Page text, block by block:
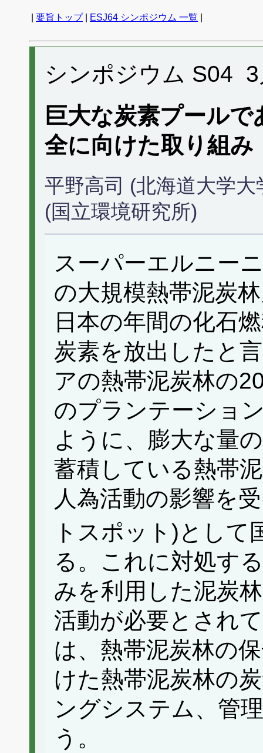
要旨トップ| ESJ64 シンポジウム 一覧
シンポジウム S04
巨大な炭素プール
全に向けた取り組み
平野高司 (北海道大学
(国立環境研究所)
スーパーエルニー
の大規模熱帯泥炭
日本の年間の化石
炭素を放出したと
アの熱帯泥炭林の
のプランテーショ
ように、膨大な量
蓄積している熱帯
人為活動の影響を
トスポット)として
る。これに対処す
みを利用した泥炭
活動が必要とされ
は、熱帯泥炭林の
けた熱帯泥炭林の
ングシステム、管
う。